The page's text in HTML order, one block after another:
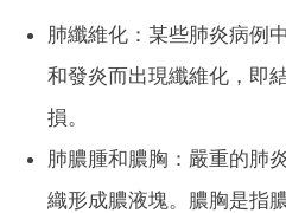
肺纖維化：某些肺炎病例
和發炎而出現纖維化，即
損。
肺膿腫和膿胸：嚴重的肺
織形成膿液塊。膿胸是指